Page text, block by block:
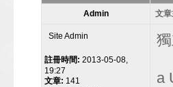
Admin 文
Site Admin
註冊時間: 2013-05-08,
19:27
文章: 141
a